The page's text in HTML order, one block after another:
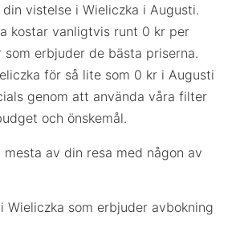
vistelse i Wieliczka i Augusti.
kostar vanligtvis runt 0 kr per
erbjuder de bästa priserna.
för så lite som 0 kr i Augusti
genom att använda våra filter
och önskemål.
mesta av din resa med någon av
Wieliczka som erbjuder avbokning